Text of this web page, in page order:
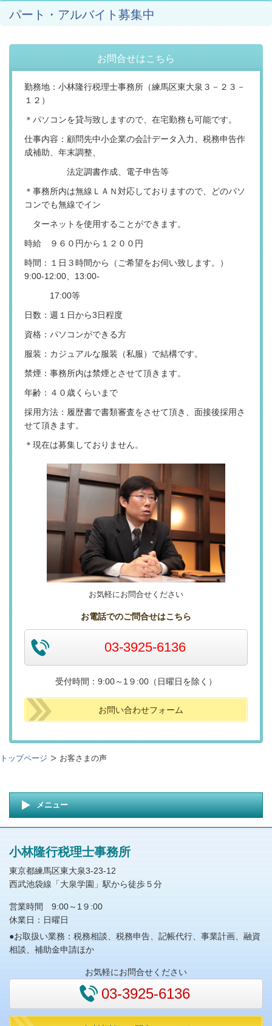
パート・アルバイト募集中
お問合せはこちら
勤務地：小林隆行税理士事務所（練馬区東大泉３－２３－
１２）
＊パソコンを貸与致しますので、在宅勤務も可能です。
仕事内容：顧問先中小企業の会計データ入力、税務申告作
成補助、年末調整、
法定調書作成、電子申告等
＊事務所内は無線ＬＡＮ対応しておりますので、どのパソ
コンでも無線でイン
ターネットを使用することができます。
時給 ９６０円から１２００円
時間：１日３時間から（ご希望をお伺い致します。）
9:00-12:00、13:00-
17:00等
日数：週１日から3日程度
資格：パソコンができる方
服装：カジュアルな服装（私服）で結構です。
禁煙：事務所内は禁煙とさせて頂きます。
年齢：４０歳くらいまで
採用方法：履歴書で書類審査をさせて頂き、面接後採用さ
せて頂きます。
＊現在は募集しておりません。
お気軽にお問合せください
お電話でのご問合せはこちら
03-3925-6136
受付時間：9:00～1９:00（日曜日を除く）
お問い合わせフォーム
トップページ お客さまの声
メニュー
小林隆行税理士事務所
東京都練馬区東大泉3-23-12
西武池袋線「大泉学園」駅から徒歩５分
営業時間 9:00～1９:00
休業日：日曜日
●お取扱い業務：税務相談、税務申告、記帳代行、事業計画、融資
相談、補助金申請ほか
お気軽にお問合せください
03-3925-6136